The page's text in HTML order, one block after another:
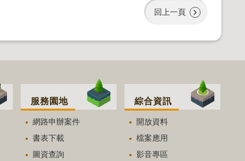
回上一頁
服務園地
網路申辦案件
書表下載
圖資查詢
綜合資訊
開放資料
檔案應用
影音專區